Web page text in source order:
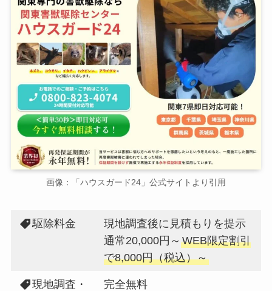
画像：「ハウスガード24」公式サイトより引用
駆除料金
現地調査後に見積もりを提示
通常20,000円～WEB限定割引
で8,000円（税込）～
現地調査・
完全無料